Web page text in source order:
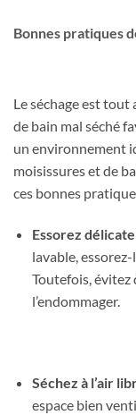
Bonnes pratiques
Le séchage est
de bain mal séché
un environnement
moisissures et de
ces bonnes
Essorez
lavable, essorez-
Toutefois, évitez
l’endommager.
Séchez à l’air
espace bien